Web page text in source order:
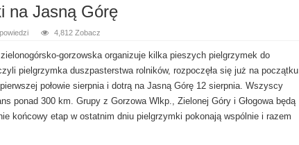
na Jasną Górę
4,812 Zobacz
gorzowska organizuje kilka pieszych pielgrzymek do
pielgrzymka duszpasterstwa rolników, rozpoczęła się już na początku
połowie sierpnia i dotrą na Jasną Górę 12 sierpnia. Wszyscy
ponad 300 km. Grupy z Gorzowa Wlkp., Zielonej Góry i Głogowa będą
końcowy etap w ostatnim dniu pielgrzymki pokonają wspólnie i razem